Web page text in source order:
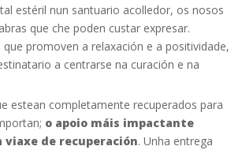
estéril nun santuario acolledor, os nosos
que che poden custar expresar.
promoven a relaxación e a positividade,
a centrarse na curación e na
estean completamente recuperados para
o apoio máis impactante
de recuperación. Unha entrega